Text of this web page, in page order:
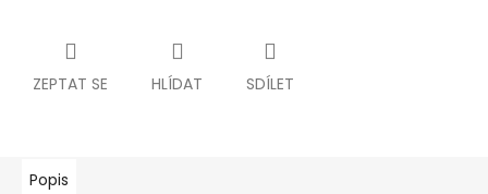
ZEPTAT SE HLÍDAT SDÍLET
Popis